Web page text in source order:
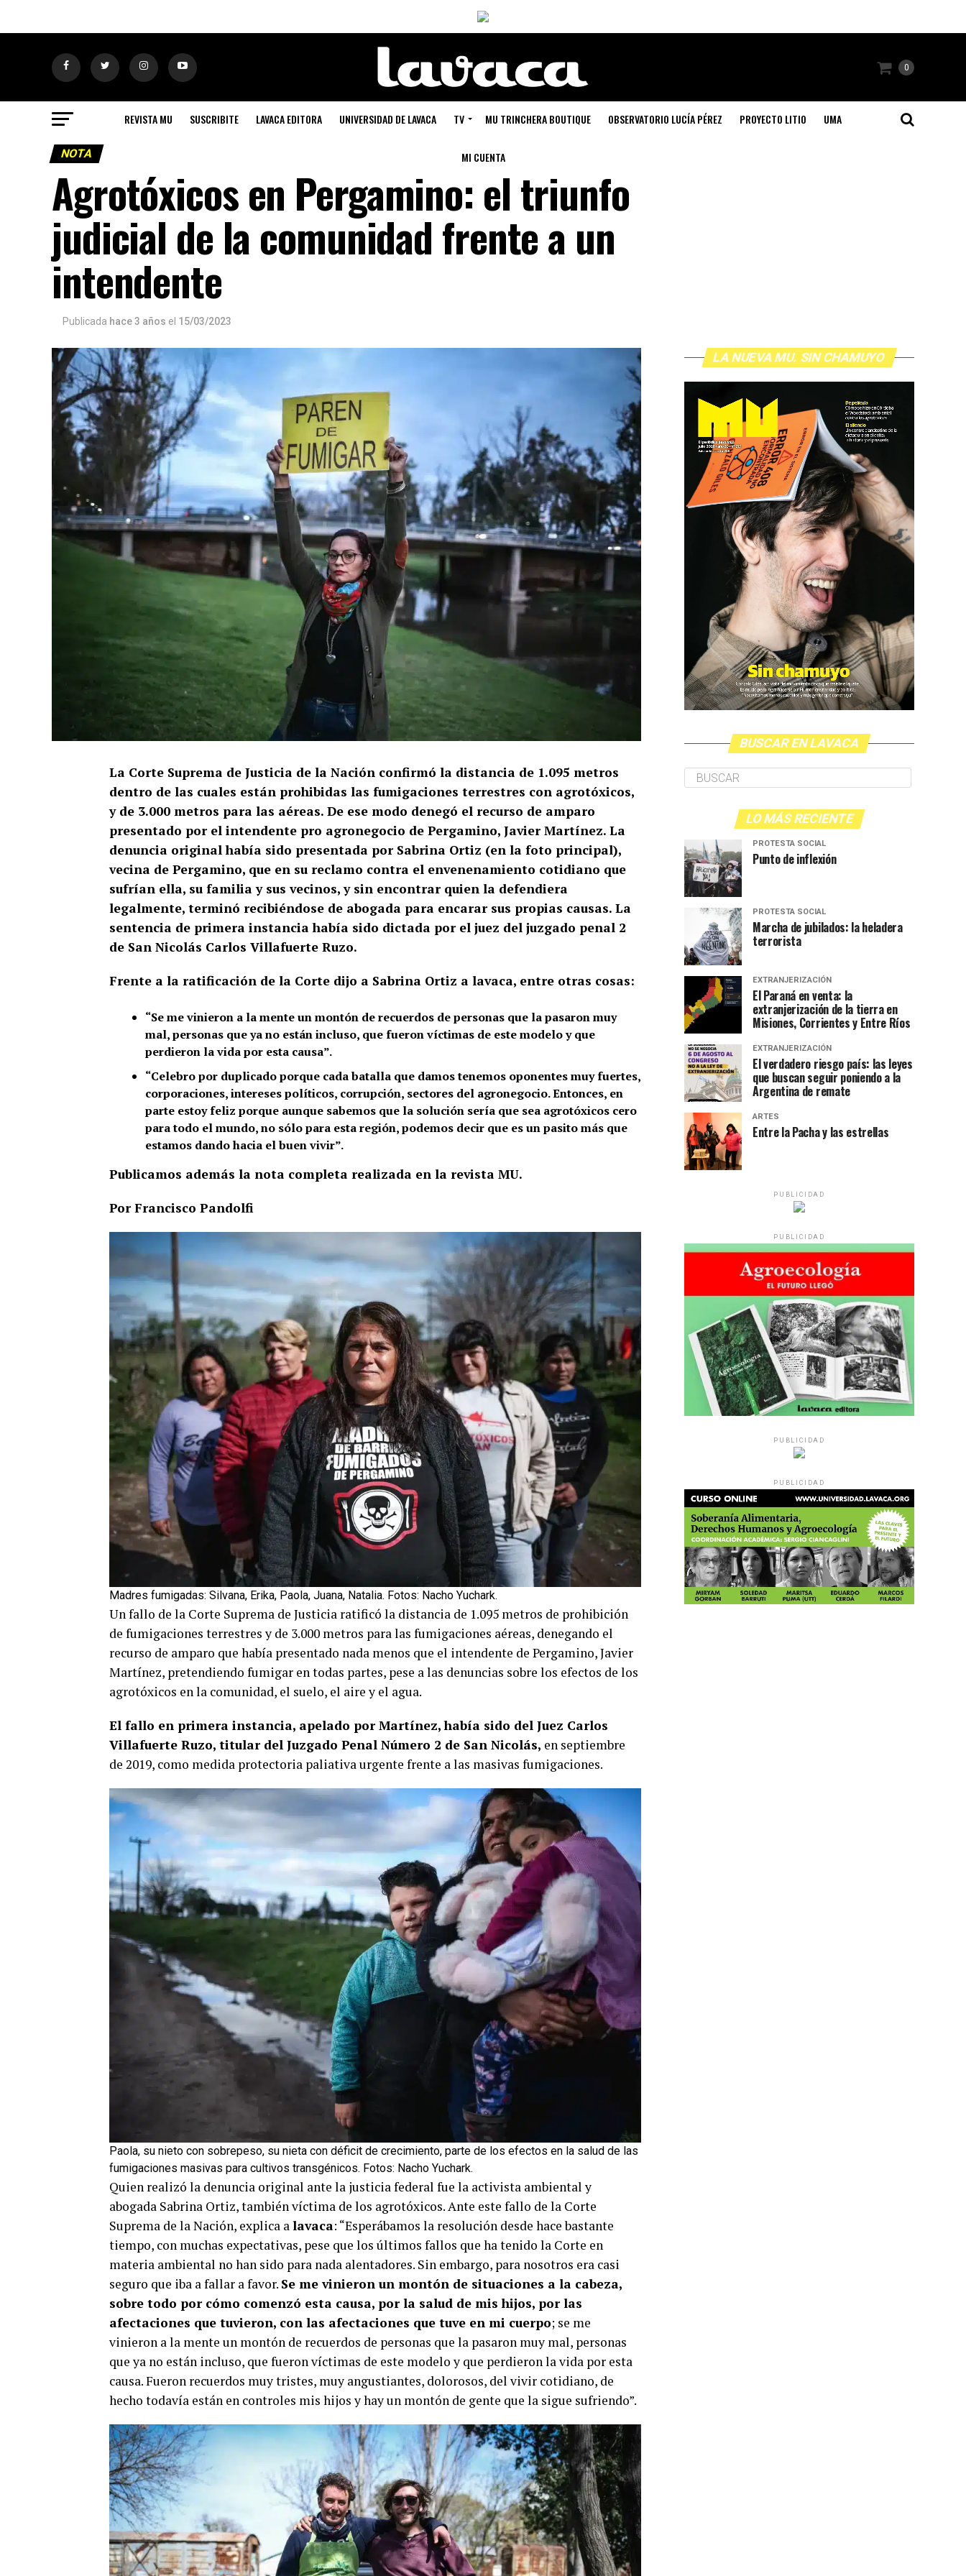
0
REVISTA MU SUSCRIBITE LAVACA EDITORA UNIVERSIDAD DE LAVACA TV MU TRINCHERA BOUTIQUE OBSERVATORIO LUCÍA PÉREZ PROYECTO LITIO UMA
MI CUENTA
NOTA
Agrotóxicos en Pergamino: el triunfo
judicial de la comunidad frente a un
intendente
Publicada hace 3 años el 15/03/2023
La Corte Suprema de Justicia de la Nación confirmó la distancia de 1.095 metros
dentro de las cuales están prohibidas las fumigaciones terrestres con agrotóxicos,
y de 3.000 metros para las aéreas. De ese modo denegó el recurso de amparo
presentado por el intendente pro agronegocio de Pergamino, Javier Martínez. La
denuncia original había sido presentada por Sabrina Ortiz (en la foto principal),
vecina de Pergamino, que en su reclamo contra el envenenamiento cotidiano que
sufrían ella, su familia y sus vecinos, y sin encontrar quien la defendiera
legalmente, terminó recibiéndose de abogada para encarar sus propias causas. La
sentencia de primera instancia había sido dictada por el juez del juzgado penal 2
de San Nicolás Carlos Villafuerte Ruzo.
Frente a la ratificación de la Corte dijo a Sabrina Ortiz a lavaca, entre otras cosas:
“Se me vinieron a la mente un montón de recuerdos de personas que la pasaron muy
mal, personas que ya no están incluso, que fueron víctimas de este modelo y que
perdieron la vida por esta causa”.
“Celebro por duplicado porque cada batalla que damos tenemos oponentes muy fuertes,
corporaciones, intereses políticos, corrupción, sectores del agronegocio. Entonces, en
parte estoy feliz porque aunque sabemos que la solución sería que sea agrotóxicos cero
para todo el mundo, no sólo para esta región, podemos decir que es un pasito más que
estamos dando hacia el buen vivir”.
Publicamos además la nota completa realizada en la revista MU.
Por Francisco Pandolfi
Madres fumigadas: Silvana, Erika, Paola, Juana, Natalia. Fotos: Nacho Yuchark.
Un fallo de la Corte Suprema de Justicia ratificó la distancia de 1.095 metros de prohibición
de fumigaciones terrestres y de 3.000 metros para las fumigaciones aéreas, denegando el
recurso de amparo que había presentado nada menos que el intendente de Pergamino, Javier
Martínez, pretendiendo fumigar en todas partes, pese a las denuncias sobre los efectos de los
agrotóxicos en la comunidad, el suelo, el aire y el agua.
El fallo en primera instancia, apelado por Martínez, había sido del Juez Carlos
Villafuerte Ruzo, titular del Juzgado Penal Número 2 de San Nicolás, en septiembre
de 2019, como medida protectoria paliativa urgente frente a las masivas fumigaciones.
Paola, su nieto con sobrepeso, su nieta con déficit de crecimiento, parte de los efectos en la salud de las
fumigaciones masivas para cultivos transgénicos. Fotos: Nacho Yuchark.
Quien realizó la denuncia original ante la justicia federal fue la activista ambiental y
abogada Sabrina Ortiz, también víctima de los agrotóxicos. Ante este fallo de la Corte
Suprema de la Nación, explica alavaca: “Esperábamos la resolución desde hace bastante
tiempo, con muchas expectativas, pese que los últimos fallos que ha tenido la Corte en
materia ambiental no han sido para nada alentadores. Sin embargo, para nosotros era casi
seguro que iba a fallar a favor. Se me vinieron un montón de situaciones a la cabeza,
sobre todo por cómo comenzó esta causa, por la salud de mis hijos, por las
afectaciones que tuvieron, con las afectaciones que tuve en mi cuerpo; se me
vinieron a la mente un montón de recuerdos de personas que la pasaron muy mal, personas
que ya no están incluso, que fueron víctimas de este modelo y que perdieron la vida por esta
causa. Fueron recuerdos muy tristes, muy angustiantes, dolorosos, del vivir cotidiano, de
hecho todavía están en controles mis hijos y hay un montón de gente que la sigue sufriendo”.
LA NUEVA MU. SIN CHAMUYO
BUSCAR EN LAVACA
LO MÁS RECIENTE
PROTESTA SOCIAL
Punto de inflexión
PROTESTA SOCIAL
Marcha de jubilados: la heladera
terrorista
EXTRANJERIZACIÓN
El Paraná en venta: la
extranjerización de la tierra en
Misiones, Corrientes y Entre Ríos
EXTRANJERIZACIÓN
El verdadero riesgo país: las leyes
que buscan seguir poniendo a la
Argentina de remate
ARTES
Entre la Pacha y las estrellas
PUBLICIDAD
PUBLICIDAD
PUBLICIDAD
PUBLICIDAD